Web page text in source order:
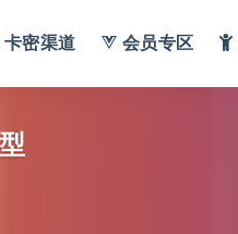
卡密渠道 会员专区